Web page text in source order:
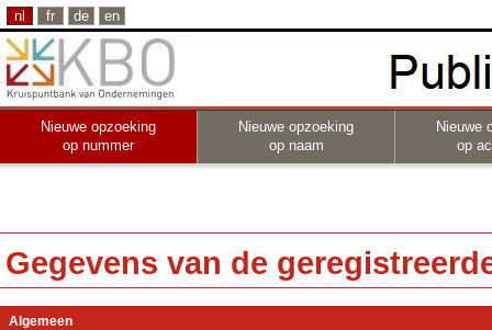
nl fr de en
Nieuwe opzoeking
op nummer
Nieuwe opzoeking
op naam
Nieuwe
op
Gegevens van de
Algemeen